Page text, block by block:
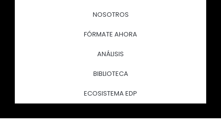
NOSOTROS
FÓRMATE AHORA
ANÁLISIS
BIBLIOTECA
ECOSISTEMA EDP